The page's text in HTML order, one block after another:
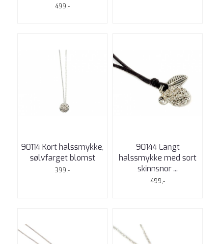
499,-
90114 Kort halssmykke,
sølvfarget blomst
399,-
90144 Langt
halssmykke med sort
skinnsnor ...
499,-